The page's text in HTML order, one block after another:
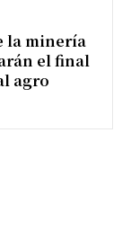
la minería
el final
agro